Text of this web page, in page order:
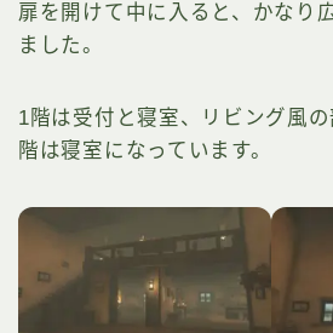
扉を開けて中に入ると、かなり
ました。
1階は受付と寝室、リビング風
階は寝室になっています。